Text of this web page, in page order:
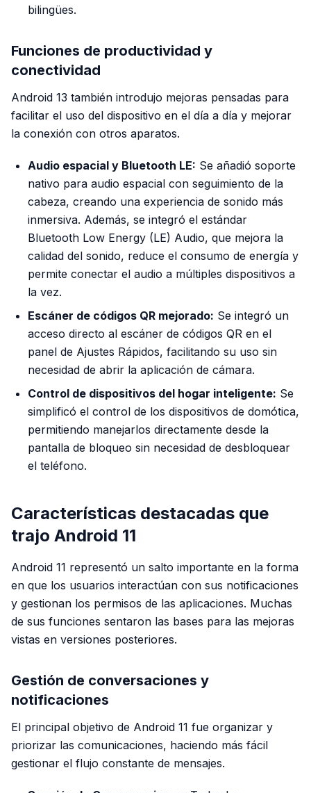
bilingües.
Funciones de productividad y
conectividad
Android 13 también introdujo mejoras pensadas para
facilitar el uso del dispositivo en el día a día y mejorar
la conexión con otros aparatos.
Audio espacial y Bluetooth LE: Se añadió soporte
nativo para audio espacial con seguimiento de la
cabeza, creando una experiencia de sonido más
inmersiva. Además, se integró el estándar
Bluetooth Low Energy (LE) Audio, que mejora la
calidad del sonido, reduce el consumo de energía y
permite conectar el audio a múltiples dispositivos a
la vez.
Escáner de códigos QR mejorado: Se integró un
acceso directo al escáner de códigos QR en el
panel de Ajustes Rápidos, facilitando su uso sin
necesidad de abrir la aplicación de cámara.
Control de dispositivos del hogar inteligente: Se
simplificó el control de los dispositivos de domótica,
permitiendo manejarlos directamente desde la
pantalla de bloqueo sin necesidad de desbloquear
el teléfono.
Características destacadas que
trajo Android 11
Android 11 representó un salto importante en la forma
en que los usuarios interactúan con sus notificaciones
y gestionan los permisos de las aplicaciones. Muchas
de sus funciones sentaron las bases para las mejoras
vistas en versiones posteriores.
Gestión de conversaciones y
notificaciones
El principal objetivo de Android 11 fue organizar y
priorizar las comunicaciones, haciendo más fácil
gestionar el flujo constante de mensajes.